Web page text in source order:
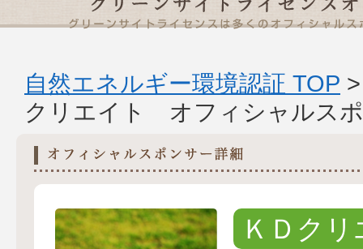
自然エネルギー環境認証 TOP
クリエイト オフィシャルス
ＫＤク